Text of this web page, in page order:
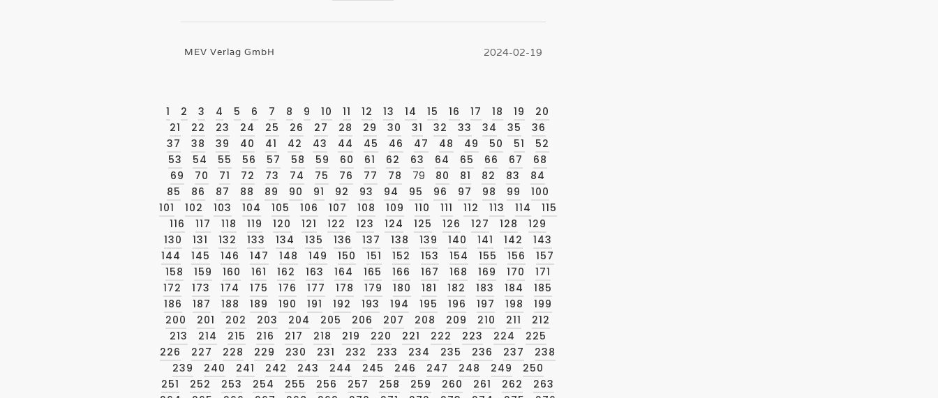
MEV Verlag GmbH 2024-02-19
1 2 3 4 5 6 7 8 9 10 11 12 13 14 15 16 17 18 19
20
21
22 23 24 25 26 27 28 29 30 31 32 33 34 35
36
37
38 39 40 41 42 43 44 45 46 47 48 49 50 51
52
53
54 55 56 57 58 59 60 61 62 63 64 65 66 67
68
69
70 71 72 73 74 75 76 77 78 79 80 81 82 83
84
85
86 87 88 89 90 91 92 93 94 95 96 97 98 99
100
101
102 103 104 105 106 107 108 109 110 111 112 113 114
115
116
117 118 119 120 121 122 123 124 125 126 127 128
129
130
131 132 133 134 135 136 137 138 139 140 141 142
143
144
145 146 147 148 149 150 151 152 153 154 155 156
157
158
159 160 161 162 163 164 165 166 167 168 169 170
171
172
173 174 175 176 177 178 179 180 181 182 183 184
185
186
187 188 189 190 191 192 193 194 195 196 197 198
199
200
201 202 203 204 205 206 207 208 209 210 211
212
213
214 215 216 217 218 219 220 221 222 223 224
225
226
227 228 229 230 231 232 233 234 235 236 237
238
239
240 241 242 243 244 245 246 247 248 249
250
251
252 253 254 255 256 257 258 259 260 261 262
263